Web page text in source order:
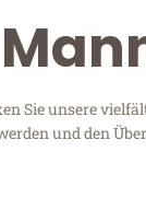
Sie unsere
und den